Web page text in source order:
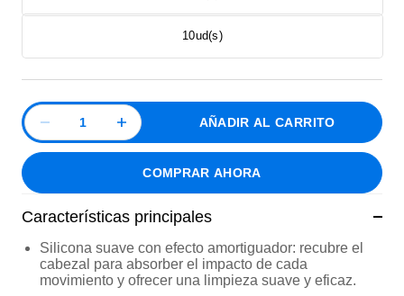
10ud(s)
AÑADIR AL CARRITO
COMPRAR AHORA
Características principales
Silicona suave con efecto amortiguador: recubre el
cabezal para absorber el impacto de cada
movimiento y ofrecer una limpieza suave y eficaz.